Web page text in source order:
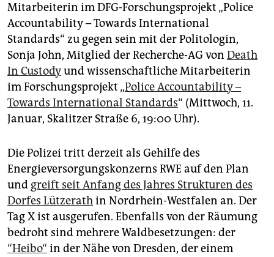
Mitarbeiterin im DFG-Forschungsprojekt „Police
Accountability – Towards International
Standards“ zu gegen sein mit der Politologin,
Sonja John, Mitglied der Recherche-AG von Death
In Custodyund wissenschaftliche Mitarbeiterin
im Forschungsprojekt „Police Accountability –
Towards International Standards“ (Mittwoch, 11.
Januar, Skalitzer Straße 6, 19:00 Uhr).
Die Polizei tritt derzeit als Gehilfe des
Energieversorgungskonzerns RWE auf den Plan
und greift seit Anfang des Jahres Strukturen des
Dorfes Lützerathin Nordrhein-Westfalen an. Der
Tag X ist ausgerufen. Ebenfalls von der Räumung
bedroht sind mehrere Waldbesetzungen: der
“Heibo“ in der Nähe von Dresden, der einem